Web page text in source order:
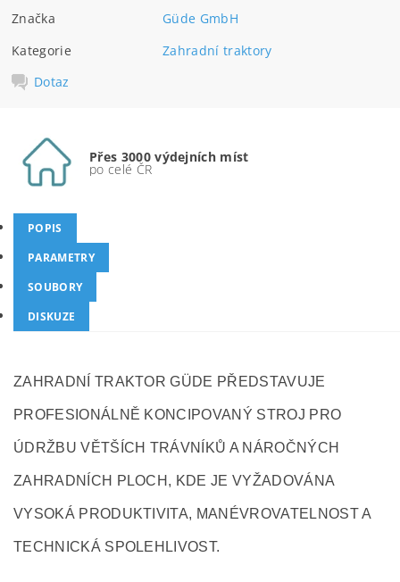
Značka
Güde GmbH
Kategorie
Zahradní traktory
Dotaz
Přes 3000 výdejních míst
po celé ČR
POPIS
PARAMETRY
SOUBORY
DISKUZE
ZAHRADNÍ TRAKTOR GÜDE PŘEDSTAVUJE
PROFESIONÁLNĚ KONCIPOVANÝ STROJ PRO
ÚDRŽBU VĚTŠÍCH TRÁVNÍKŮ A NÁROČNÝCH
ZAHRADNÍCH PLOCH, KDE JE VYŽADOVÁNA
VYSOKÁ PRODUKTIVITA, MANÉVROVATELNOST A
TECHNICKÁ SPOLEHLIVOST.